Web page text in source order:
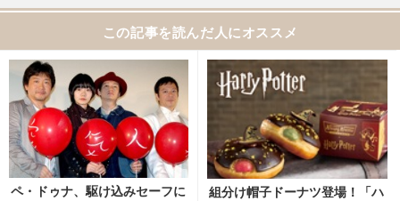
この記事を読んだ人にオススメ
ペ・ドゥナ、駆け込みセーフに
組分け帽子ドーナツ登場！「ハ